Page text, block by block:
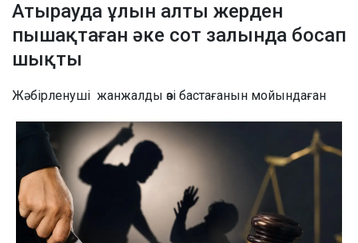
Атырауда ұлын алты жерден
пышақтаған әке сот залында босап
шықты
Жәбірленуші жанжалды өзі бастағанын мойындаған